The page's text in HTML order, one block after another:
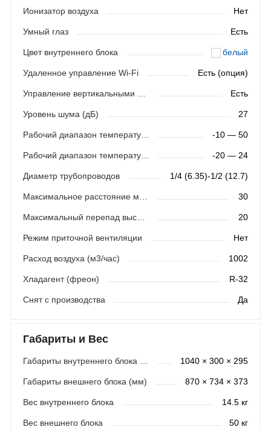
Ионизатор воздуха
Нет
Умный глаз Есть
Цвет внутреннего блока белый
Удаленное управление Wi-Fi Есть (опция)
Есть
Уровень шума (дБ) 27
Рабочий диапазон температур (охлаждение) -10 — 50
Рабочий диапазон температур (обогрев) -20 — 24
Диаметр трубопроводов 1/4 (6.35)-1/2 (12.7)
30
Максимальный перепад высот (м) 20
Режим приточной вентиляции Нет
Расход воздуха (м3/час) 1002
Хладагент (фреон) R-32
Снят с производства Да
Габариты и Вес
1040 × 300 × 295
Габариты внешнего блока (мм) 870 × 734 × 373
Вес внутреннего блока 14.5 кг
Вес внешнего блока 50 кг